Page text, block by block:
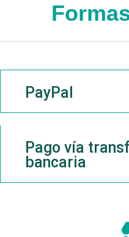
PayPal
Pago vía
bancaria